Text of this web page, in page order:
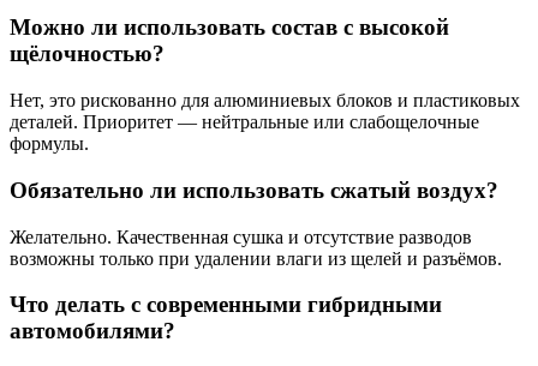
Можно ли использовать состав с высокой
щёлочностью?
Нет, это рискованно для алюминиевых блоков и пластиковых
деталей. Приоритет — нейтральные или слабощелочные
формулы.
Обязательно ли использовать сжатый воздух?
Желательно. Качественная сушка и отсутствие разводов
возможны только при удалении влаги из щелей и разъёмов.
Что делать с современными гибридными
автомобилями?